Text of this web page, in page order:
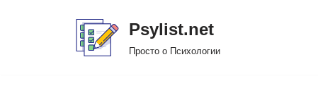
Psylist.net
Просто о Психологии